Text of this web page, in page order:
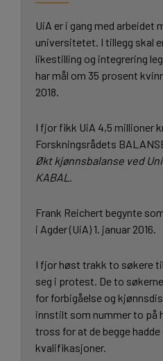
UiA er i gang med arbeidet
universitetet. I tillegg skal
likestilling og integrering
har mål om 35 prosent
2018.
I fjor fikk UiA 4,5 millioner
Forskningsrådets
Økt kjønnsbalanse ved
KABAL .
Frank Reichert begynte
i Agder (UiA) 1. januar 2016.
I fjor høst trakk to søkere
seg i protest. De to
for forbigåelse og
innstilt som nummer to på
tross for at de begge
kvalifikasjoner.